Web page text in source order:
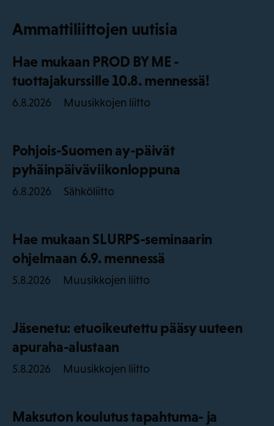
Ammattiliittojen uutisia
Hae mukaan PROD BY ME -
tuottajakurssille 10.8. mennessä!
6.8.2026 Muusikkojen liitto
Pohjois-Suomen ay-päivät
pyhäinpäiväviikonloppuna
6.8.2026 Sähköliitto
Hae mukaan SLURPS-seminaarin
ohjelmaan 6.9. mennessä
5.8.2026 Muusikkojen liitto
Jäsenetu: etuoikeutettu pääsy uuteen
apuraha-alustaan
5.8.2026 Muusikkojen liitto
Maksuton koulutus tapahtuma- ja